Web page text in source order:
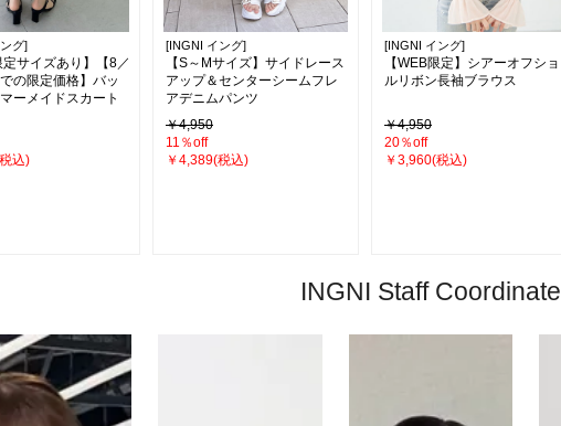
グ]
定サイズあり】【8／
の限定価格】バッ
ーメイドスカート
込)
[INGNI イング]
【S～Mサイズ】サイドレース
アップ＆センターシームフレ
アデニムパンツ
￥4,950
11％off
￥4,389(税込)
[INGNI イング]
【WEB限定】シアーオフショ
ルリボン長袖ブラウス
￥4,950
20％off
￥3,960(税込)
INGNI Staff Coordinate